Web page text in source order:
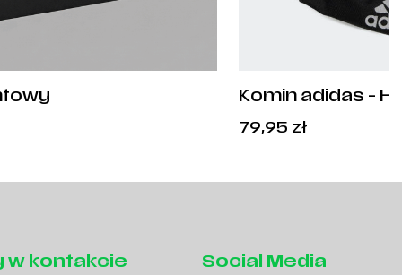
Komin adidas -
79,95 zł
w kontakcie Social Media